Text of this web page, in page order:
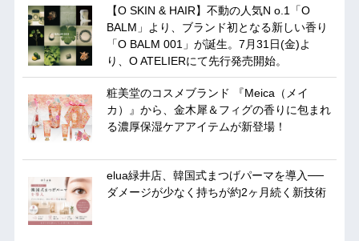
【O SKIN & HAIR】不動の人気N o.1「O
BALM」より、ブランド初となる新しい香り
「O BALM 001」が誕生。7月31日(金)よ
り、O ATELIERにて先行発売開始。
粧美堂のコスメブランド 『Meica（メイ
カ）』から、金木犀＆フィグの香りに包まれ
る濃厚保湿ケアアイテムが新登場！
elua緑井店、韓国式まつげパーマを導入──
ダメージが少なく持ちが約2ヶ月続く新技術